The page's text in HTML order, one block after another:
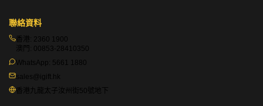
聯絡資料
香港: 2360 1900
澳門: 00853-28410350
WhatsApp: 5661 1880
sales@igift.hk
香港九龍太子汝州街50號地下